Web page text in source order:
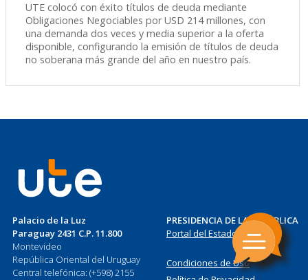
UTE colocó con éxito títulos de deuda mediante
Obligaciones Negociables por USD 214 millones, con
una demanda dos veces y media superior a la oferta
disponible, configurando la emisión de títulos de deuda
no soberana más grande del año en nuestro país.
Palacio de la Luz
Paraguay 2431 C.P. 11.800
Montevideo
República Oriental del Uruguay
Central telefónica: (+598) 2155
PRESIDENCIA DE LA REPÚBLICA
Portal del Estado Uruguayo
Condiciones de Uso